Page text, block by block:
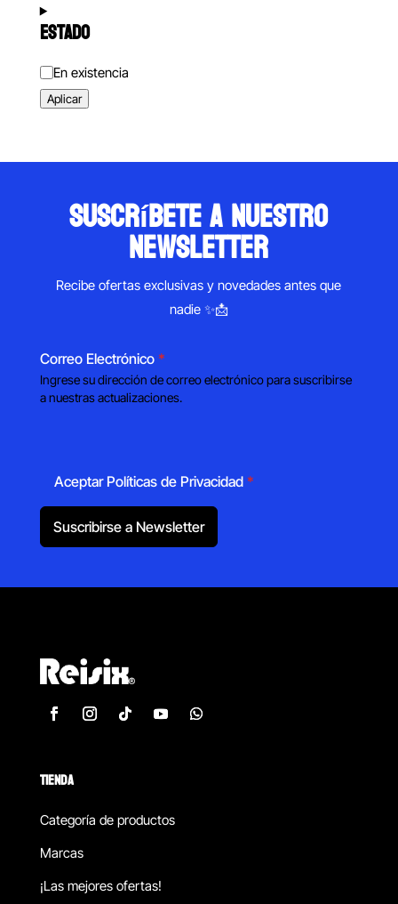
ESTADO
Estado
En existencia
Aplicar
suscríbete a nuestro
newsletter
Recibe ofertas exclusivas y novedades antes que
nadie ✨📩
Correo Electrónico *
Ingrese su dirección de correo electrónico para suscribirse
a nuestras actualizaciones.
Aceptar Políticas de Privacidad *
Suscribirse a Newsletter
TIENDA
Categoría de productos
Marcas
¡Las mejores ofertas!